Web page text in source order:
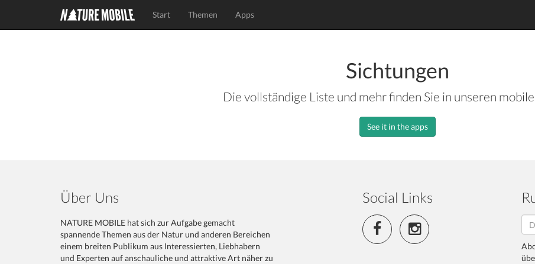
Start Themen Apps
Sichtungen
Die vollständige Liste und mehr finden Sie in unseren
See it in the apps
Über Uns
NATURE MOBILE hat sich zur Aufgabe gemacht
spannende Themen aus der Natur und anderen Bereichen
einem breiten Publikum aus Interessierten, Liebhabern
und Experten auf anschauliche und attraktive Art näher zu
Social Links